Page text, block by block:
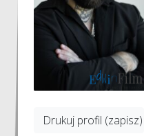
Drukuj profil (zapisz)